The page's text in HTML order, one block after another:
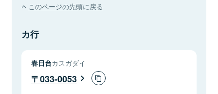
このページの先頭に戻る
カ行
春日台カスガダイ
033-0053